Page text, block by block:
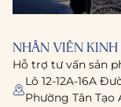
NHÂN VIÊN KINH
Hỗ trợ tư vấn sản
Lô 12-12A-16A
Phường Tân Tạo